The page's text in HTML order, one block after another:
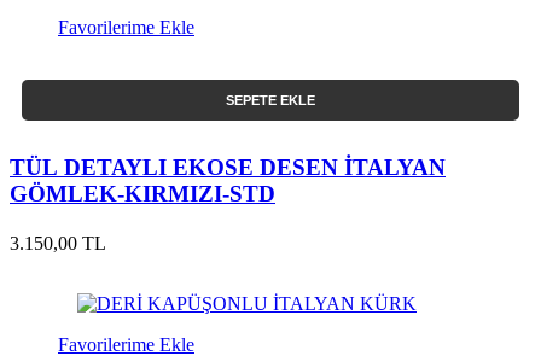
Favorilerime Ekle
SEPETE EKLE
TÜL DETAYLI EKOSE DESEN İTALYAN
GÖMLEK-KIRMIZI-STD
3.150,00 TL
Favorilerime Ekle